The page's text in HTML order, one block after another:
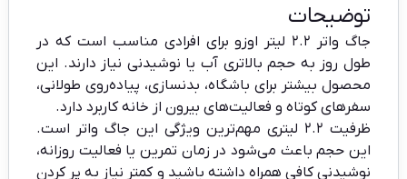
توضیحات
جاگ واتر ۲.۲ لیتر اوزو برای افرادی مناسب است که در
طول روز به حجم بالاتری آب یا نوشیدنی نیاز دارند. این
محصول بیشتر برای باشگاه، بدنسازی، پیاده‌روی طولانی،
سفرهای کوتاه و فعالیت‌های بیرون از خانه کاربرد دارد.
ظرفیت ۲.۲ لیتری مهم‌ترین ویژگی این جاگ واتر است.
این حجم باعث می‌شود در زمان تمرین یا فعالیت روزانه،
نوشیدنی کافی همراه داشته باشید و کمتر نیاز به پر کردن